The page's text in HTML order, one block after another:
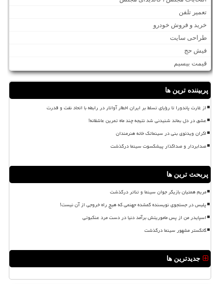
تعمیر تلفن
خرید و فروش خودرو
طراحی سایت
فیش حج
قیمت بیسیم
پربیننده ترین ها
از غارت پاندورا تا رؤیای تسلط بر ایران اخطار آواتار در رابطه با اتحاد نفت و قدرت
عشق در دل بماند شنیدنی شد نتیجه چند ماه تمرین عاشقانه!
اکران ویدئوی بنی در سینماتک خانه هنرمندان
صدابردار و صداگذار پیشکسوت سینما درگذشت
پربحث ترین ها
مریم همتیان بازیگر جوان سینما و تئاتر درگذشت
پلیس در جستجوی نویسنده گمشده جهنمی که هیچ راه خروجی از آن نیست!
اسپایدر من از پس ماموریتش برآمد دنیا در دست مرد عنکبوتی
گانگستر مشهور سینما درگذشت
جدیدترین ها